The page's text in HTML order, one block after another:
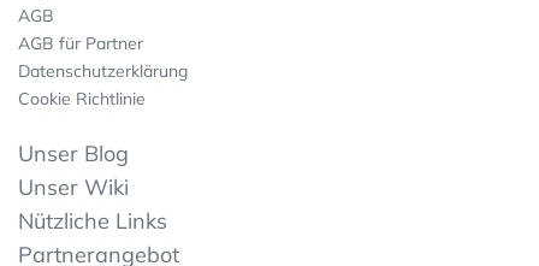
AGB
AGB für Partner
Datenschutzerklärung
Cookie Richtlinie
Unser Blog
Unser Wiki
Nützliche Links
Partnerangebot